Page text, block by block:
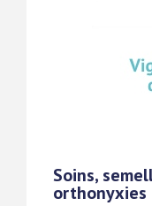
Soins,
orthonyxies